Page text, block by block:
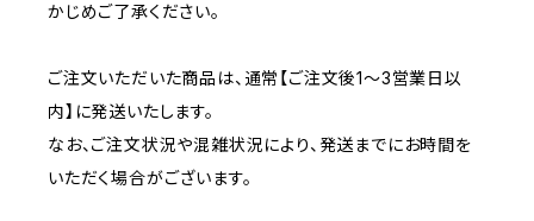
かじめご了承ください。
ご注文いただいた商品は、通常【ご注文後1～3営業日以
内】に発送いたします。
なお、ご注文状況や混雑状況により、発送までにお時間を
いただく場合がございます。